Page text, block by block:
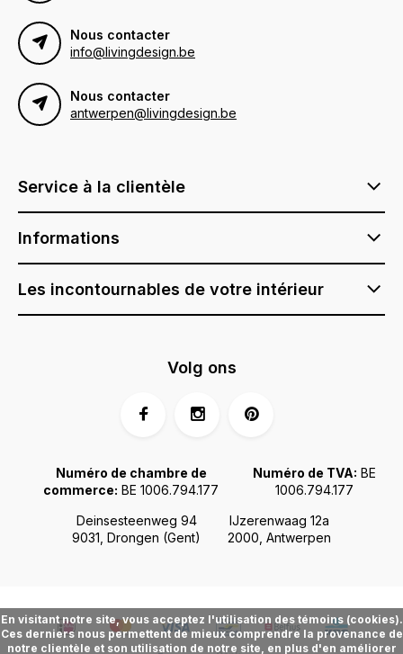
Nous contacter
info@livingdesign.be
Nous contacter
antwerpen@livingdesign.be
Service à la clientèle
Informations
Les incontournables de votre intérieur
Deinsesteenweg 94
9031, Drongen (Gent)
IJzerenwaag 12a
2000, Antwerpen
Numéro de chambre de
commerce: BE 1006.794.177
Numéro de TVA: BE
1006.794.177
Volg ons
En visitant notre site, vous acceptez l'utilisation des témoins (cookies).
Ces derniers nous permettent de mieux comprendre la provenance de
notre clientèle et son utilisation de notre site, en plus d'en améliorer